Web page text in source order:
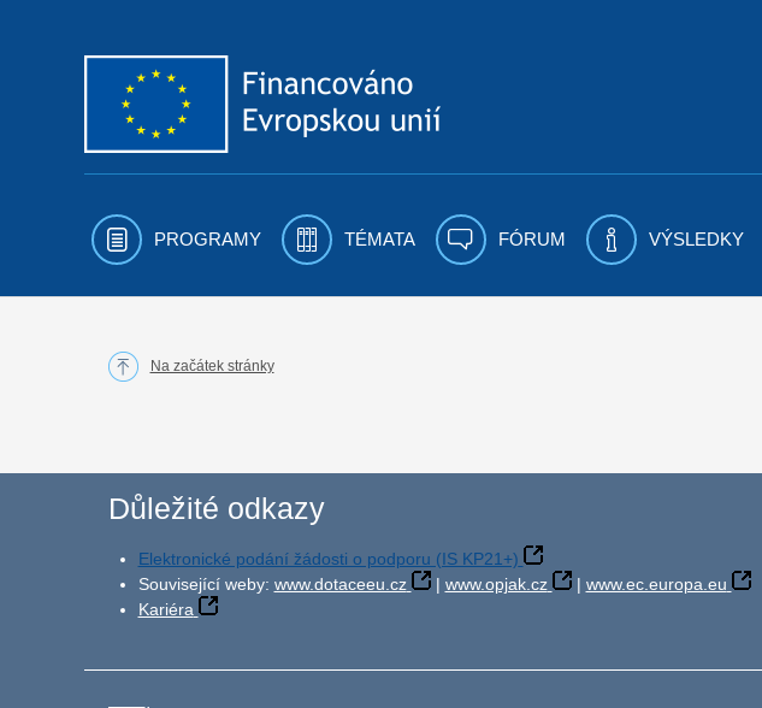
PROGRAMY TÉMATA FÓRUM VÝSLEDKY
Na začátek stránky
Důležité odkazy
Elektronické podání žádosti o podporu (IS KP21+)
Související weby: www.dotaceeu.cz | www.opjak.cz | www.ec.europa.eu
Kariéra